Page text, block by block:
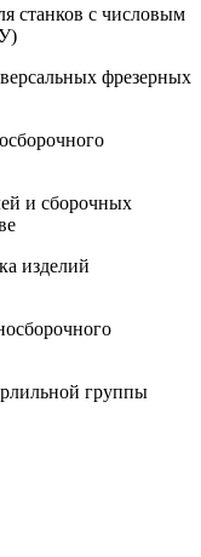
станков с числовым
фрезерных
и сборочных
изделий
группы